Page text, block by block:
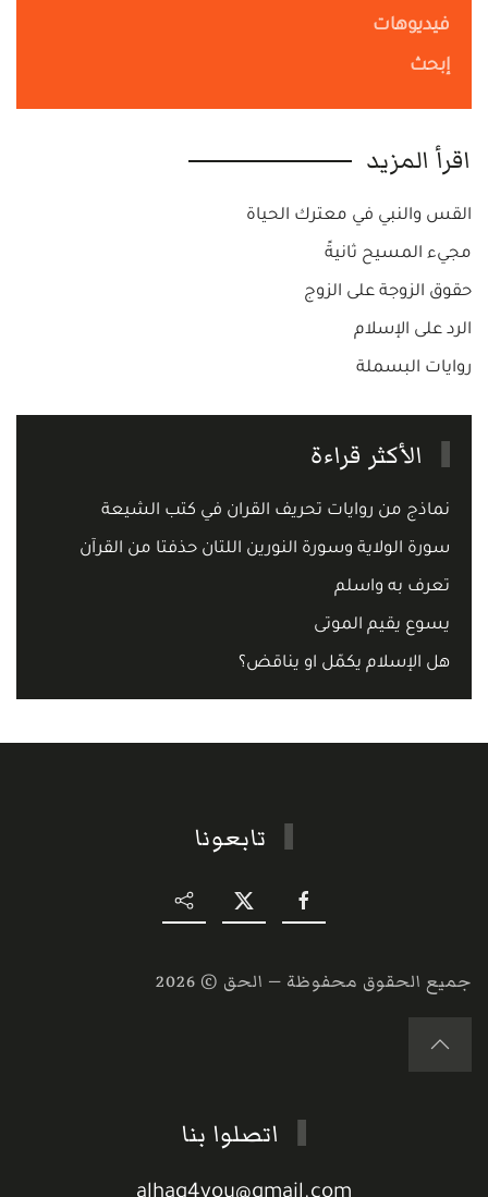
فيديوهات
إبحث
اقرأ المزيد
القس والنبي في معترك الحياة
مجيء المسيح ثانيةً
حقوق الزوجة على الزوج
الرد على الإسلام
روايات البسملة
الأكثر قراءة
نماذج من روايات تحريف القران في كتب الشيعة
سورة الولاية وسورة النورين اللتان حذفتا من القرآن
تعرف به واسلم
يسوع يقيم الموتى
هل الإسلام يكمّل او يناقض؟
تابعونا
جميع الحقوق محفوظة — الحق © 2026
اتصلوا بنا